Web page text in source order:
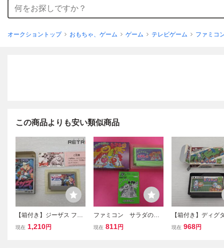
オークショントップ おもちゃ、ゲーム ゲーム テレビゲーム ファミコ
この商品よりも安い類似商品
【箱付き】ジーザス ファ
ミコン FC
現在 1,210円
ファミコン サラダの国
のトマト姫 箱 説明書
現在 811円
【箱付き】ディグ
ファミコン FC
現在 968円